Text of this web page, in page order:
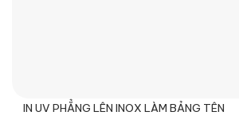
IN UV PHẲNG LÊN INOX LÀM BẢNG TÊN